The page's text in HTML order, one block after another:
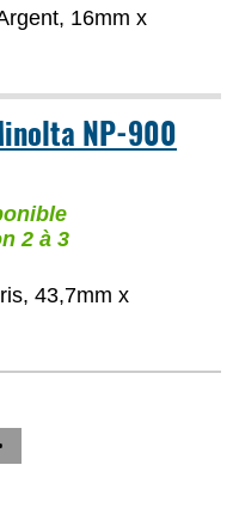
16mm x
NP-900
2 à 3
43,7mm x